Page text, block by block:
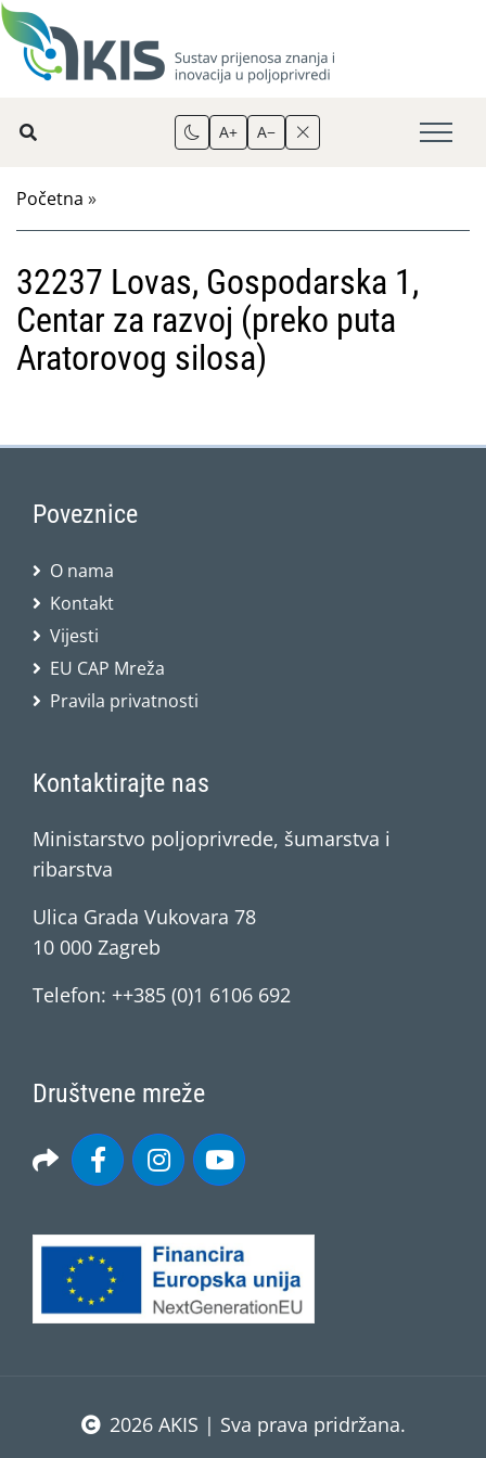
A+ A−
Početna »
32237 Lovas, Gospodarska 1,
Centar za razvoj (preko puta
Aratorovog silosa)
Poveznice
O nama
Kontakt
Vijesti
EU CAP Mreža
Pravila privatnosti
Kontaktirajte nas
Ministarstvo poljoprivrede, šumarstva i
ribarstva
Ulica Grada Vukovara 78
10 000 Zagreb
Telefon: ++385 (0)1 6106 692
Društvene mreže
2026 AKIS | Sva prava pridržana.